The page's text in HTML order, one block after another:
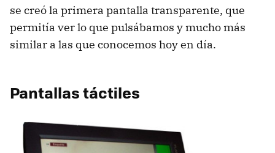
se creó la primera pantalla transparente, que
permitía ver lo que pulsábamos y mucho más
similar a las que conocemos hoy en día.
Pantallas táctiles